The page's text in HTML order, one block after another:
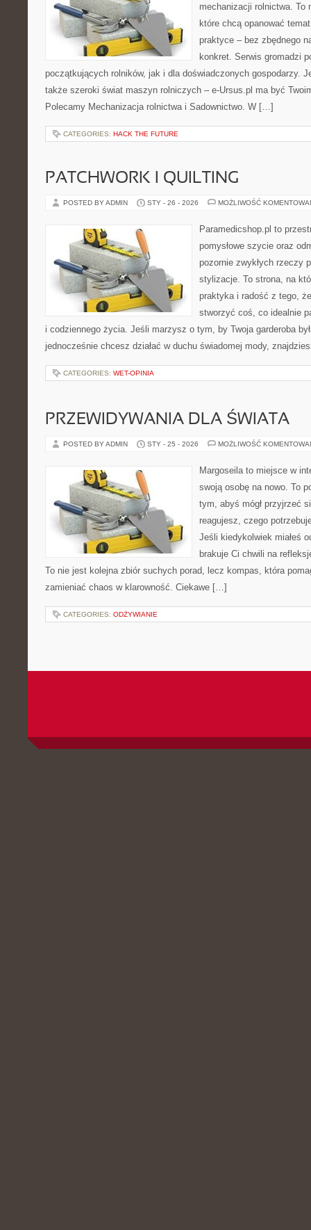
mechanizacji rolnictwa. To
które chcą opanować
praktyce – bez zbędnego
konkret. Serwis gromadzi
początkujących rolników, jak i dla doświadczonych gospodarzy.
także szeroki świat maszyn rolniczych – e-Ursus.pl ma być
Polecamy Mechanizacja rolnictwa i Sadownictwo. W […]
CATEGORIES: HACK THE FUTURE
PATCHWORK I QUILTING
POSTED BY ADMIN STY - 26 - 2026 MOŻLIWOŚĆ
Paramedicshop.pl to
pomysłowe szycie oraz
pozornie zwykłych rzeczy
stylizacje. To strona, na
praktyka i radość z tego,
stworzyć coś, co idealnie
i codziennego życia. Jeśli marzysz o tym, by Twoja garderoba
jednocześnie chcesz działać w duchu świadomej mody,
CATEGORIES: WET-OPINIA
PRZEWIDYWANIA DLA ŚWIATA
POSTED BY ADMIN STY - 25 - 2026 MOŻLIWOŚĆ
Margoseila to miejsce w
swoją osobę na nowo. To
tym, abyś mógł przyjrzeć
reagujesz, czego
Jeśli kiedykolwiek miałeś
brakuje Ci chwili na
To nie jest kolejna zbiór suchych porad, lecz kompas, która
zamieniać chaos w klarowność. Ciekawe […]
CATEGORIES: ODŻYWIANIE